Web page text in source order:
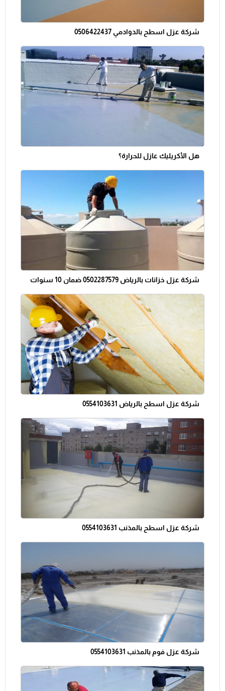
شركة عزل اسطح بالدوادمي 0506422437
هل الأكريليك عازل للحرارة؟
شركة عزل خزانات بالرياض 0502287579 ضمان 10 سنوات
شركة عزل اسطح بالرياض 0554103631
شركة عزل اسطح بالمذنب 0554103631
شركة عزل فوم بالمذنب 0554103631